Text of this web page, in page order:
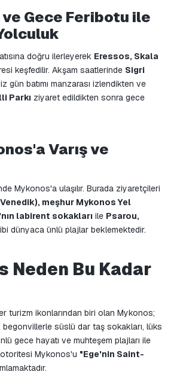
ve Gece Feribotu ile
doğru ilerleyerek Eressos, Skala
keşfedilir. Akşam saatlerinde Sigri
Parkı ziyaret edildikten sonra gece
Varış ve
meşhur Mykonos Yel
labirent sokakları ile Psarou,
dünyaca ünlü plajlar beklemektedir.
Neden Bu Kadar
turizm ikonlarından biri olan Mykonos;
süslü dar taş sokakları, lüks
gece hayatı ve muhteşem plajları ile
otoritesi Mykonos'u "Ege'nin Saint-